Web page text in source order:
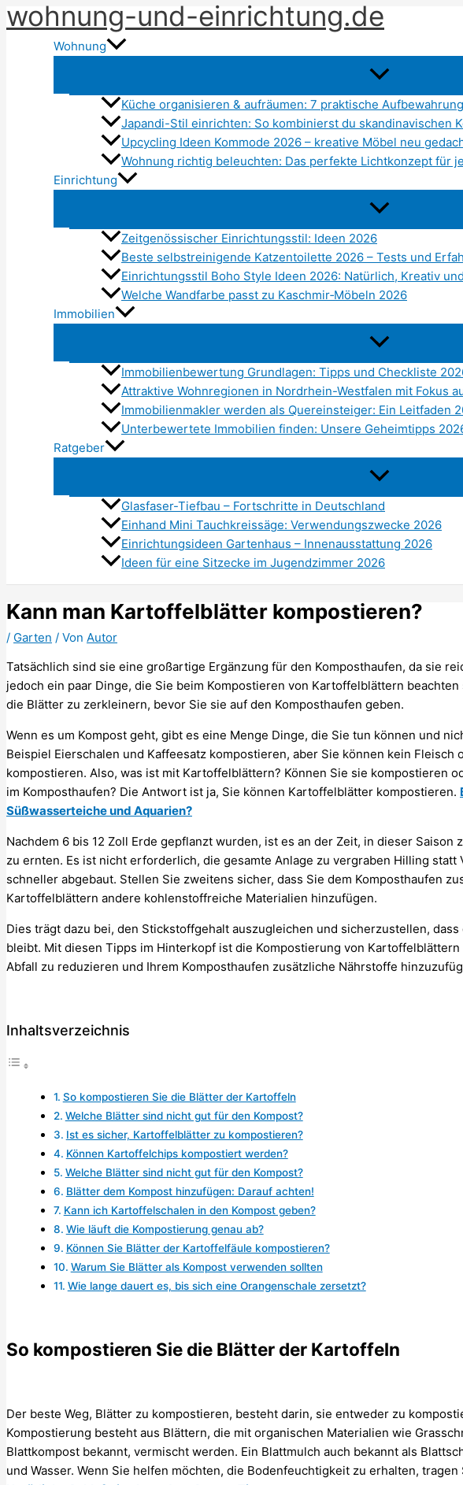
Zum
Inhalt
springen
wohnung-und-einrichtung.de
Wohnung
Küche organisieren & aufräumen: 7 praktische
Japandi-Stil einrichten: So kombinierst du skandinavischen
Upcycling Ideen Kommode 2026 – kreative Möbel neu
Wohnung richtig beleuchten: Das perfekte Lichtkonzept für
Einrichtung
Zeitgenössischer Einrichtungsstil: Ideen 2026
Beste selbstreinigende Katzentoilette 2026 – Tests und
Einrichtungsstil Boho Style Ideen 2026: Natürlich, Kreativ
Welche Wandfarbe passt zu Kaschmir‑Möbeln 2026
Immobilien
Immobilienbewertung Grundlagen: Tipps und Checkliste
Attraktive Wohnregionen in Nordrhein-Westfalen mit Fokus
Immobilienmakler werden als Quereinsteiger: Ein Leitfaden
Unterbewertete Immobilien finden: Unsere Geheimtipps
Ratgeber
Glasfaser-Tiefbau – Fortschritte in Deutschland
Einhand Mini Tauchkreissäge: Verwendungszwecke 2026
Einrichtungsideen Gartenhaus – Innenausstattung 2026
Ideen für eine Sitzecke im Jugendzimmer 2026
Kann man Kartoffelblätter kompostieren?
/ Garten / Von Autor
Tatsächlich sind sie eine großartige Ergänzung für den Komposthaufen, da sie
jedoch ein paar Dinge, die Sie beim Kompostieren von Kartoffelblättern
die Blätter zu zerkleinern, bevor Sie sie auf den Komposthaufen geben.
Wenn es um Kompost geht, gibt es eine Menge Dinge, die Sie tun können und
Beispiel Eierschalen und Kaffeesatz kompostieren, aber Sie können kein Fleisch
kompostieren. Also, was ist mit Kartoffelblättern? Können Sie sie kompostieren
im Komposthaufen? Die Antwort ist ja, Sie können Kartoffelblätter kompostieren.
Süßwasserteiche und Aquarien?
Nachdem 6 bis 12 Zoll Erde gepflanzt wurden, ist es an der Zeit, in dieser Saison
zu ernten. Es ist nicht erforderlich, die gesamte Anlage zu vergraben Hilling statt
schneller abgebaut. Stellen Sie zweitens sicher, dass Sie dem Komposthaufen
Kartoffelblättern andere kohlenstoffreiche Materialien hinzufügen.
Dies trägt dazu bei, den Stickstoffgehalt auszugleichen und sicherzustellen,
bleibt. Mit diesen Tipps im Hinterkopf ist die Kompostierung von
Abfall zu reduzieren und Ihrem Komposthaufen zusätzliche Nährstoffe
Inhaltsverzeichnis
So kompostieren Sie die Blätter der Kartoffeln
Welche Blätter sind nicht gut für den Kompost?
Ist es sicher, Kartoffelblätter zu kompostieren?
Können Kartoffelchips kompostiert werden?
Welche Blätter sind nicht gut für den Kompost?
Blätter dem Kompost hinzufügen: Darauf achten!
Kann ich Kartoffelschalen in den Kompost geben?
Wie läuft die Kompostierung genau ab?
Können Sie Blätter der Kartoffelfäule kompostieren?
Warum Sie Blätter als Kompost verwenden sollten
Wie lange dauert es, bis sich eine Orangenschale zersetzt?
So kompostieren Sie die Blätter der Kartoffeln
Der beste Weg, Blätter zu kompostieren, besteht darin, sie entweder zu
Kompostierung besteht aus Blättern, die mit organischen Materialien wie
Blattkompost bekannt, vermischt werden. Ein Blattmulch auch bekannt als
und Wasser. Wenn Sie helfen möchten, die Bodenfeuchtigkeit zu erhalten,